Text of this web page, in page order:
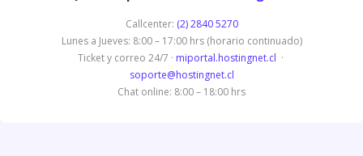
Callcenter: (2) 2840 5270
Lunes a Jueves: 8:00 – 17:00 hrs (horario continuado)
Ticket y correo 24/7 · miportal.hostingnet.cl ·
soporte@hostingnet.cl
Chat online: 8:00 – 18:00 hrs